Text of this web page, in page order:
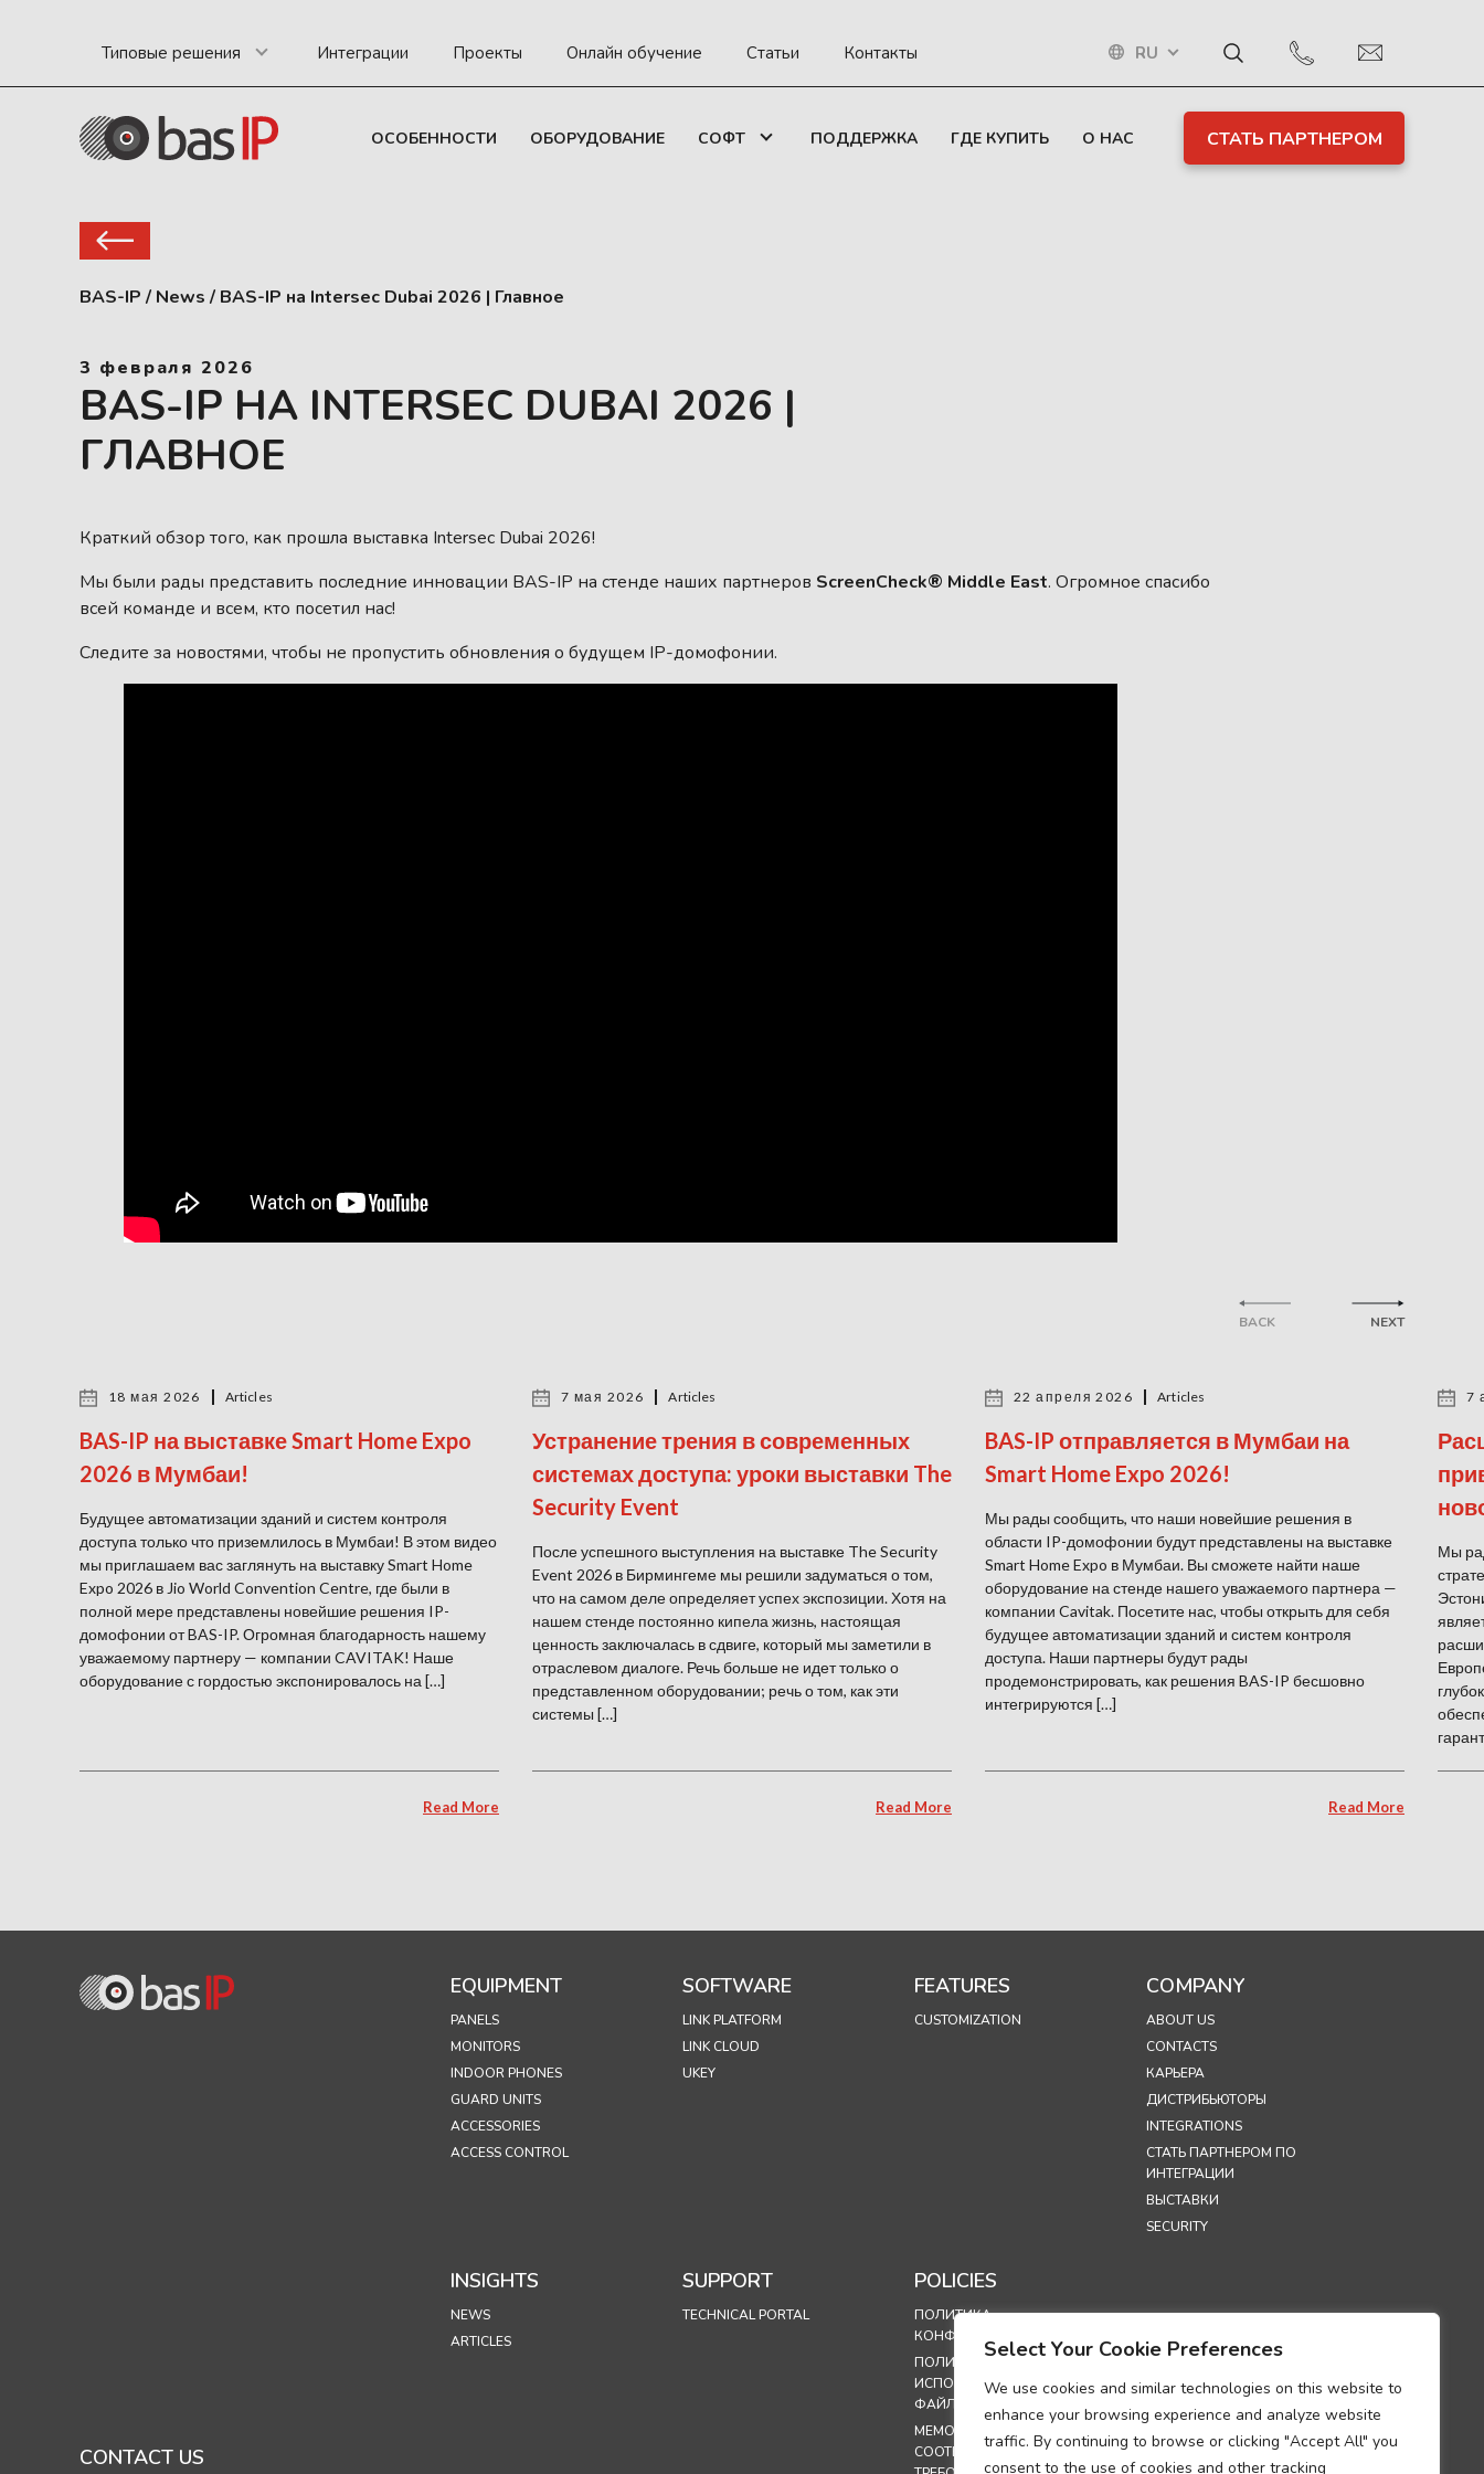
Select Your Cookie Preferences
We use cookies and similar technologies on this website to
enhance your browsing experience and analyze website
traffic. By continuing to browse or clicking "Accept All" you
consent to the use of cookies and other tracking
Типовые решения Интеграции Проекты Онлайн обучение Статьи Контакты RU
ОСОБЕННОСТИ ОБОРУДОВАНИЕ СОФТ ПОДДЕРЖКА ГДЕ КУПИТЬ О НАС СТАТЬ ПАРТНЕРОМ
BAS-IP / News / BAS-IP на Intersec Dubai 2026 | Главное
3 февраля 2026
BAS-IP НА INTERSEC DUBAI 2026 |
ГЛАВНОЕ
Краткий обзор того, как прошла выставка Intersec Dubai 2026!
Мы были рады представить последние инновации BAS-IP на стенде наших партнеров ScreenCheck® Middle East. Огромное спасибо
всей команде и всем, кто посетил нас!
Следите за новостями, чтобы не пропустить обновления о будущем IP-домофонии.
BACK
18 мая 2026 Articles
BAS-IP на выставке Smart Home Expo
2026 в Мумбаи!
Будущее автоматизации зданий и систем контроля
доступа только что приземлилось в Мумбаи! В этом видео
мы приглашаем вас заглянуть на выставку Smart Home
Expo 2026 в Jio World Convention Centre, где были в
полной мере представлены новейшие решения IP-
домофонии от BAS-IP. Огромная благодарность нашему
уважаемому партнеру — компании CAVITAK! Наше
оборудование с гордостью экспонировалось на […]
Read More
7 мая 2026 Articles
Устранение трения в современных
системах доступа: уроки выставки The
Security Event
После успешного выступления на выставке The Security
Event 2026 в Бирмингеме мы решили задуматься о том,
что на самом деле определяет успех экспозиции. Хотя на
нашем стенде постоянно кипела жизнь, настоящая
ценность заключалась в сдвиге, который мы заметили в
отраслевом диалоге. Речь больше не идет только о
представленном оборудовании; речь о том, как эти
системы […]
Read More
22 апреля 2026 Articles
BAS-IP отправляется в Мумбаи на
Smart Home Expo 2026!
Мы рады сообщить, что наши новейшие решения в
области IP-домофонии будут представлены на выставке
Smart Home Expo в Мумбаи. Вы сможете найти наше
оборудование на стенде нашего уважаемого партнера —
компании Cavitak. Посетите нас, чтобы открыть для себя
будущее автоматизации зданий и систем контроля
доступа. Наши партнеры будут рады
продемонстрировать, как решения BAS-IP бесшовно
интегрируются […]
Read More
7
Мы
NEXT
CONTACT US
EQUIPMENT
PANELS
MONITORS
INDOOR PHONES
GUARD UNITS
ACCESSORIES
ACCESS CONTROL
SOFTWARE
LINK PLATFORM
LINK CLOUD
UKEY
FEATURES
CUSTOMIZATION
COMPANY
ABOUT US
CONTACTS
КАРЬЕРА
ДИСТРИБЬЮТОРЫ
INTEGRATIONS
СТАТЬ ПАРТНЕРОМ ПО
ИНТЕГРАЦИИ
ВЫСТАВКИ
SECURITY
INSIGHTS
NEWS
ARTICLES
SUPPORT
TECHNICAL PORTAL
POLICIES
ПОЛИТИКА
КОНФИДЕНЦИАЛЬНОСТИ
ПОЛИТИКА
ИСПОЛЬЗОВАНИЯ
ФАЙЛОВ COOKIES
МЕМОРАНДУМ О
СООТВЕТСТВИИ